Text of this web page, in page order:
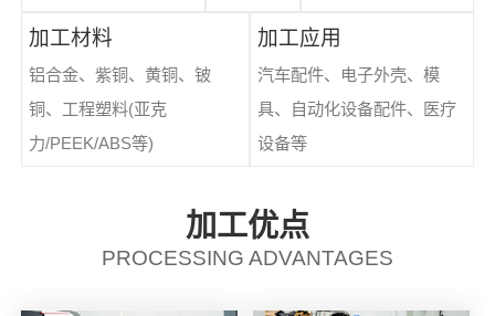
加工材料
铝合金、紫铜、黄铜、铍
铜、工程塑料(亚克
力/PEEK/ABS等)
加工应用
汽车配件、电子外壳、模
具、自动化设备配件、医疗
设备等
加工优点
PROCESSING ADVANTAGES